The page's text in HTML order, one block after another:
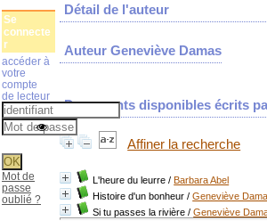
Détail de l'auteur
Auteur Geneviève Damas
Documents disponibles écrits
Affiner la recherche
L'heure du leurre /Barbara Abel
Histoire d'un bonheur /Geneviève
Si tu passes la rivière /Geneviève
Se
connecte
r
accéder à
votre
compte
de lecteur
Mot de
passe
oublié ?